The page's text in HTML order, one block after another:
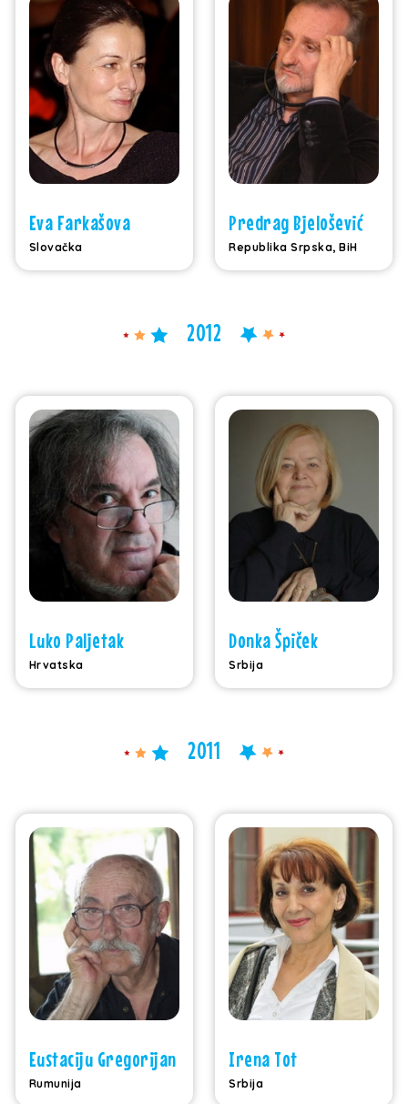
Eva Farkašova
Slovačka
Predrag Bjelošević
Republika Srpska, BiH
2012
Luko Paljetak
Hrvatska
Donka Špiček
Srbija
2011
Eustaciju Gregorijan
Rumunija
Irena Tot
Srbija